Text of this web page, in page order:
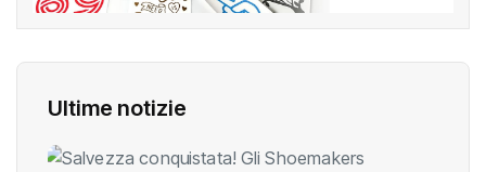
Ultime notizie